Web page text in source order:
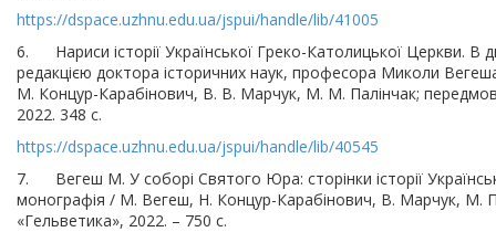
https://dspace.uzhnu.edu.ua/jspui/handle/lib/41005
6. Нариси історії Української Греко-Католицької Церкви. В
редакцією доктора історичних наук, професора Миколи
М. Концур-Карабінович, В. В. Марчук, М. М. Палінчак;
2022. 348 c.
https://dspace.uzhnu.edu.ua/jspui/handle/lib/40545
7. Вегеш М. У соборі Святого Юра: сторінки історії
монографія / М. Вегеш, Н. Концур-Карабінович, В. Марчук, М.
«Гельветика», 2022. – 750 с.